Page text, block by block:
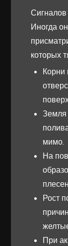
Сигналов
Иногда
которых
Корни
Земля
мимо.
На
Рост
При